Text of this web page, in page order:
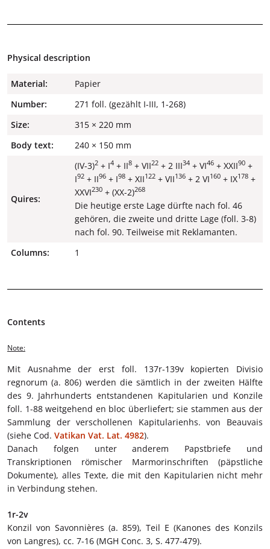
Physical description
Material:
Papier
Number:
271 foll. (gezählt I-III, 1-268)
Size:
315 × 220 mm
Body text:
240 × 150 mm
Quires:
(IV-3)2 + I4 + II8 + VII22 + 2 III34 + VI46 + XXII90 +
I92 + II96 + I98 + XII122 + VII136 + 2 VI160 + IX178 +
XXVI230 + (XX-2)268
Die heutige erste Lage dürfte nach fol. 46
gehören, die zweite und dritte Lage (foll. 3-8)
nach fol. 90. Teilweise mit Reklamanten.
Columns:
1
Contents
Note:
Mit Ausnahme der erst foll. 137r-139v kopierten Divisio
regnorum (a. 806) werden die sämtlich in der zweiten Hälfte
des 9. Jahrhunderts entstandenen Kapitularien und Konzile
foll. 1-88 weitgehend en bloc überliefert; sie stammen aus der
Sammlung der verschollenen Kapitularienhs. von Beauvais
(siehe Cod. Vatikan Vat. Lat. 4982).
Danach folgen unter anderem Papstbriefe und
Transkriptionen römischer Marmorinschriften (päpstliche
Dokumente), alles Texte, die mit den Kapitularien nicht mehr
in Verbindung stehen.
1r-2v
Konzil von Savonnières (a. 859), Teil E (Kanones des Konzils
von Langres), cc. 7-16 (MGH Conc. 3, S. 477-479).